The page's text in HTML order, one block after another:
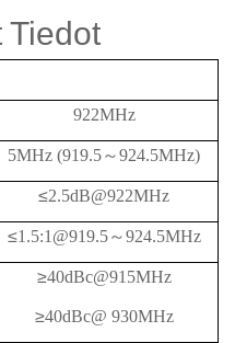
Tiedot
922MHz
5MHz (919.5～924.5MHz)
≤2.5dB@922MHz
≤1.5:1@919.5～924.5MHz
≥40dBc@915MHz
≥40dBc@ 930MHz